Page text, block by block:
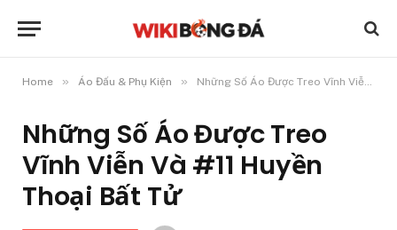
Home » Áo Đấu & Phụ Kiện » Những Số Áo Được Treo Vĩnh Viễn Và #11 Huyền Thoại Bất Tử
Những Số Áo Được Treo
Vĩnh Viễn Và #11 Huyền
Thoại Bất Tử